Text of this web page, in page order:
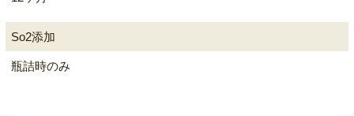
So2添加
瓶詰時のみ